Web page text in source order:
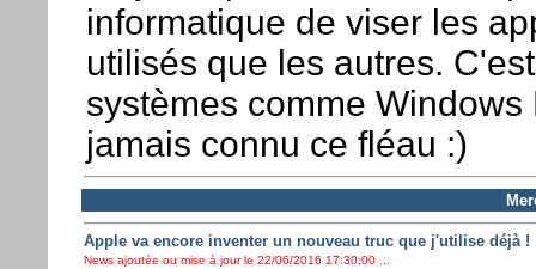
informatique de viser les
utilisés que les autres.
systèmes comme Windows
jamais connu ce fléau :)
Apple va encore inventer un nouveau truc que j'utilise déjà !
News ajoutée ou mise à jour le 22/06/2016 17:30:00 ...